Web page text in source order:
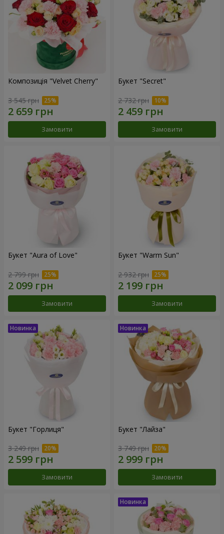
Композиція "Velvet Cherry"
3 545 грн
Замовити
Букет "Secret"
2 732 грн
Замовити
Букет "Aura of Love"
2 799 грн
Замовити
Букет "Warm Sun"
2 932 грн
Замовити
Букет "Горлиця"
3 249 грн
Замовити
Букет "Лайза"
3 749 грн
Замовити